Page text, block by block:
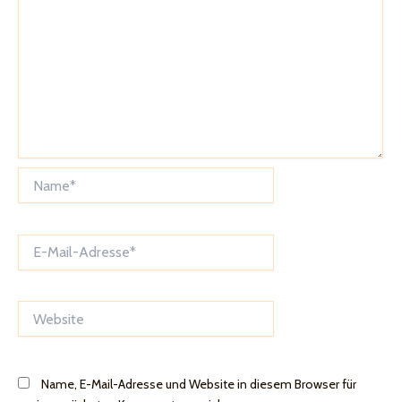
Mail-
Name, E-Mail-Adresse und Website in diesem Browser für